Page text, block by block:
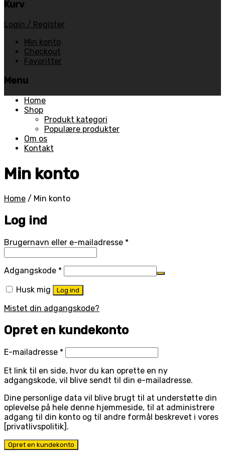
Kurv
Login / Register
Min konto
Checkout
Favoritter
Menu
Skip
Home
Shop
Produkt kategori
Populære produkter
Om os
Kontakt
Min konto
Home / Min konto
Log ind
Brugernavn eller e-mailadresse *Påkrævet
Adgangskode *Påkrævet
Husk mig Log ind
Mistet din adgangskode?
Opret en kundekonto
E-mailadresse *Påkrævet
Et link til en side, hvor du kan oprette en ny
adgangskode, vil blive sendt til din e-mailadresse.
Dine personlige data vil blive brugt til at understøtte din
oplevelse på hele denne hjemmeside, til at administrere
adgang til din konto og til andre formål beskrevet i vores
[privatlivspolitik].
Opret en kundekonto